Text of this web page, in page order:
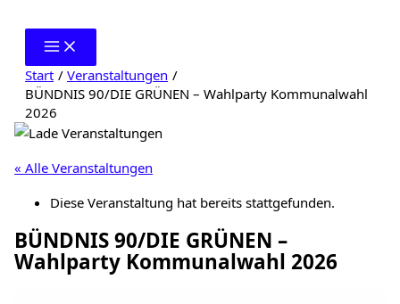
springen
Start
Veranstaltungen
BÜNDNIS 90/DIE GRÜNEN – Wahlparty Kommunalwahl
2026
« Alle Veranstaltungen
Diese Veranstaltung hat bereits stattgefunden.
BÜNDNIS 90/DIE GRÜNEN –
Wahlparty Kommunalwahl 2026